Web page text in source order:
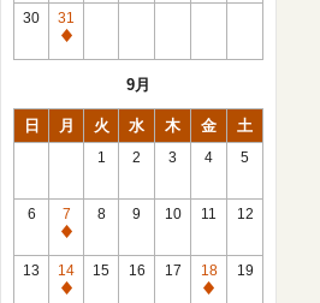
館
日
30
31
休
9月
日 月 火 水 木 金 土
1 2 3 4 5
6
7
休
館
日
8 9 10 11 12
13
14
休
15 16 17
18
休
19